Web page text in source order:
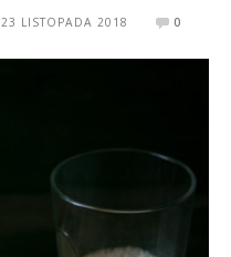
23 LISTOPADA 2018 0